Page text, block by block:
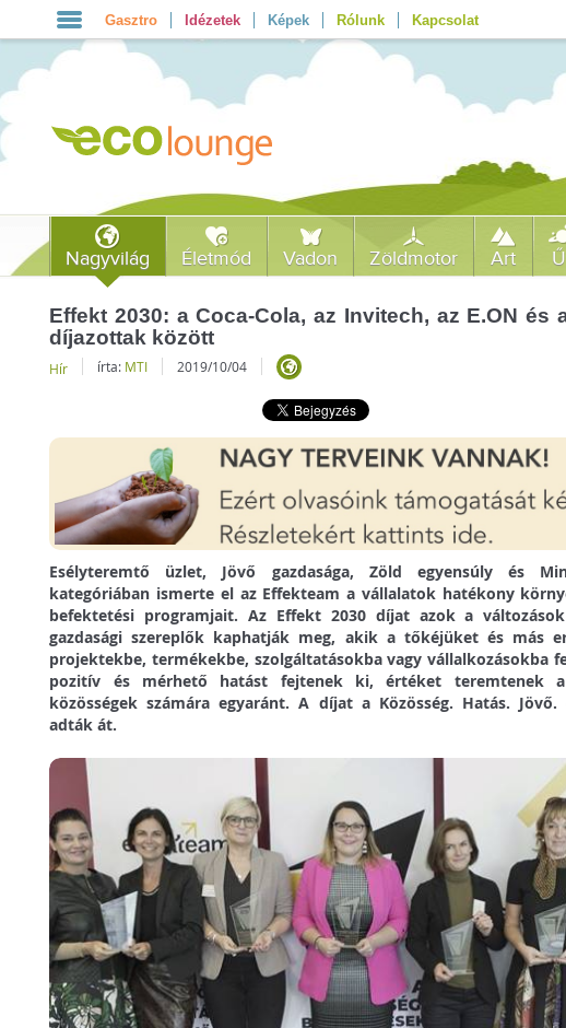
Gasztro Idézetek Képek Rólunk Kapcsolat
Nagyvilág Életmód Vadon Zöldmotor Art
Effekt 2030: a Coca-Cola, az Invitech, az E.ON és
díjazottak között
Hír írta: MTI 2019/10/04
Esélyteremtő üzlet, Jövő gazdasága, Zöld egyensúly és
kategóriában ismerte el az Effekteam a vállalatok hatékony
befektetési programjait. Az Effekt 2030 díjat azok a
gazdasági szereplők kaphatják meg, akik a tőkéjüket és más
projektekbe, termékekbe, szolgáltatásokba vagy vállalkozásokba
pozitív és mérhető hatást fejtenek ki, értéket teremtenek
közösségek számára egyaránt. A díjat a Közösség. Hatás.
adták át.